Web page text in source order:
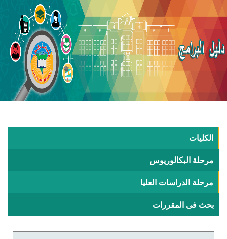
الكليات
مرحلة البكالوريوس
مرحلة الدراسات العليا
بحث فى المقررات